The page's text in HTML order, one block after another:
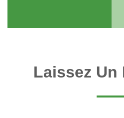
Laissez Un